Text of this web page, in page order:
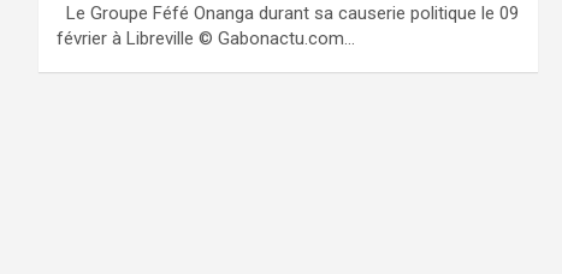
Le Groupe Féfé Onanga durant sa causerie politique le 09
février à Libreville © Gabonactu.com…